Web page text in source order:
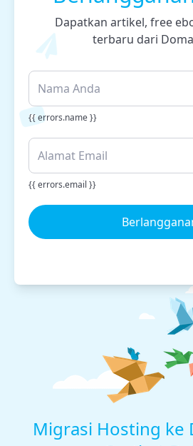
Dapatkan artikel, free
terbaru dari
{{ errors.name }}
{{ errors.email }}
Migrasi Hosting ke